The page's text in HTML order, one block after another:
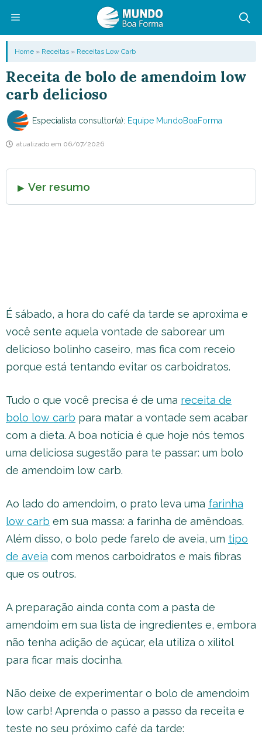
conteúdo
Menu
Home » Receitas » Receitas Low Carb
Receita de bolo de amendoim low
carb delicioso
Especialista consultor(a): Equipe MundoBoaForma
atualizado em 06/07/2026
Ver resumo
É sábado, a hora do café da tarde se aproxima e
você sente aquela vontade de saborear um
delicioso bolinho caseiro, mas fica com receio
porque está tentando evitar os carboidratos.
Tudo o que você precisa é de uma receita de
bolo low carb para matar a vontade sem acabar
com a dieta. A boa notícia é que hoje nós temos
uma deliciosa sugestão para te passar: um bolo
de amendoim low carb.
Ao lado do amendoim, o prato leva uma farinha
low carb em sua massa: a farinha de amêndoas.
Além disso, o bolo pede farelo de aveia, um tipo
de aveia com menos carboidratos e mais fibras
que os outros.
A preparação ainda conta com a pasta de
amendoim em sua lista de ingredientes e, embora
não tenha adição de açúcar, ela utiliza o xilitol
para ficar mais docinha.
Não deixe de experimentar o bolo de amendoim
low carb! Aprenda o passo a passo da receita e
teste no seu próximo café da tarde: